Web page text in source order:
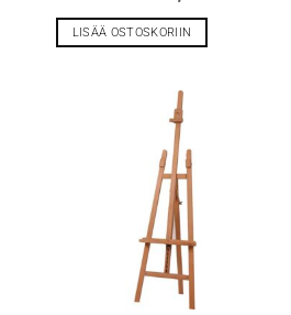
LISÄÄ OSTOSKORIIN